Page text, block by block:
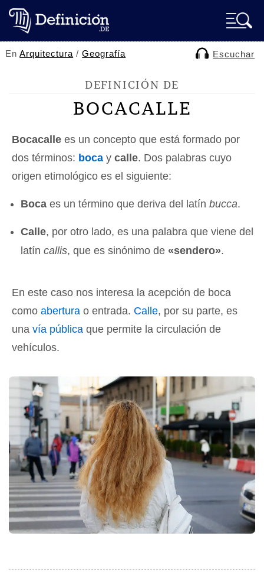
EnArquitectura /Geografía Escuchar
DEFINICIÓN DE
BOCACALLE
Bocacalle es un concepto que está formado por
dos términos: boca y calle. Dos palabras cuyo
origen etimológico es el siguiente:
Boca es un término que deriva del latínbucca.
Calle, por otro lado, es una palabra que viene del
latíncallis, que es sinónimo de«sendero».
En este caso nos interesa la acepción de boca
como abertura o entrada. Calle, por su parte, es
una vía pública que permite la circulación de
vehículos.